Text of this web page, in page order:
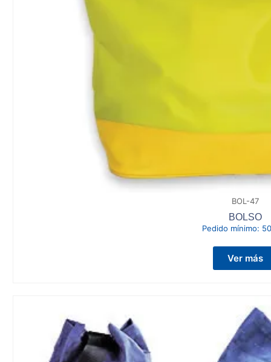
BOL-47
BOLSO
Pedido mínimo:
Ver más